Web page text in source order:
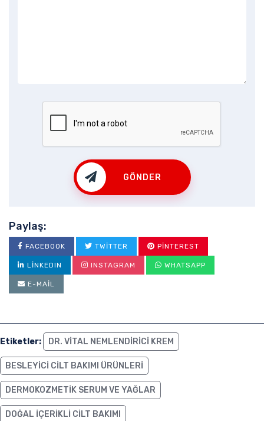
GÖNDER
Paylaş:
FACEBOOK TWITTER PINTEREST
LINKEDIN INSTAGRAM WHATSAPP
E-MAIL
Etiketler: DR. VITAL NEMLENDIRICI KREM
BESLEYICI CILT BAKIMI ÜRÜNLERI
DERMOKOZMETIK SERUM VE YAĞLAR
DOĞAL IÇERIKLI CILT BAKIMI